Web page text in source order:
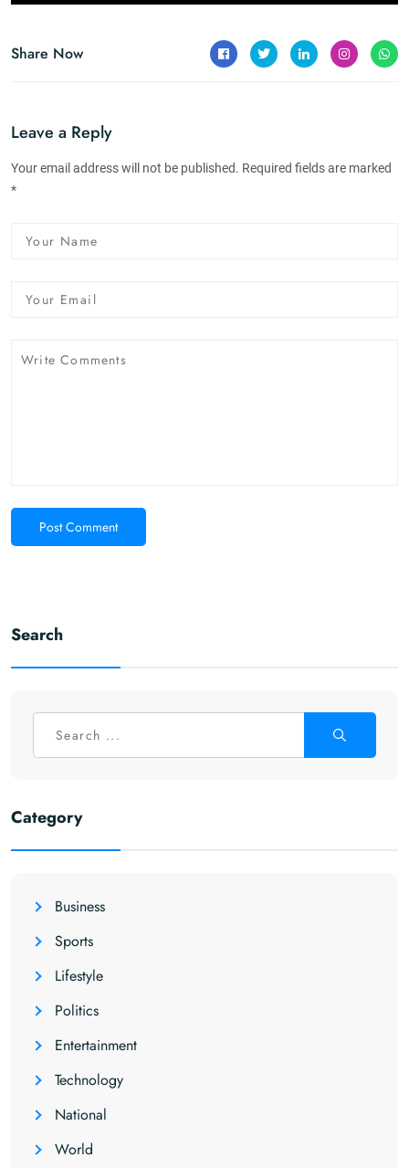
Share Now
Leave a Reply
Your email address will not be published. Required fields are marked
*
Post Comment
Search
Category
Business
Sports
Lifestyle
Politics
Entertainment
Technology
National
World